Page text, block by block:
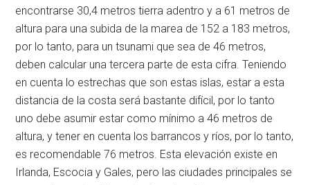
encontrarse 30,4 metros tierra adentro y a 61 metros de
altura para una subida de la marea de 152 a 183 metros,
por lo tanto, para un tsunami que sea de 46 metros,
deben calcular una tercera parte de esta cifra. Teniendo
en cuenta lo estrechas que son estas islas, estar a esta
distancia de la costa será bastante difícil, por lo tanto
uno debe asumir estar como mínimo a 46 metros de
altura, y tener en cuenta los barrancos y ríos, por lo tanto,
es recomendable 76 metros. Esta elevación existe en
Irlanda, Escocia y Gales, pero las ciudades principales se